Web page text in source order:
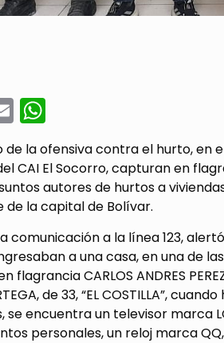
Email
de la ofensiva contra el hurto, en
CAI El Socorro, capturan en
autores de hurtos a
de la capital de Bolívar.
comunicación a la línea 123,
a una casa, en una de
flagrancia CARLOS ANDRES
de 33, “EL COSTILLA”,
se encuentra un televisor marca
personales, un reloj marca